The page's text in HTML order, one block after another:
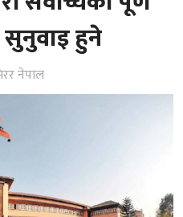
हुने
नेपाल